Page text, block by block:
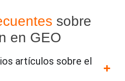
sobre
en GEO
artículos sobre el